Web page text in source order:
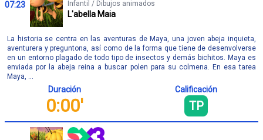
07:23 Infantil / Dibujos animados
L'abella Maia
La historia se centra en las aventuras de Maya, una joven abeja inquieta,
aventurera y preguntona, así como de la forma que tiene de desenvolverse
en un entorno plagado de todo tipo de insectos y demás bichitos. Maya es
enviada por la abeja reina a buscar polen para su colmena. En esa tarea
Maya, ...
Duración
0:00'
Calificación
TP